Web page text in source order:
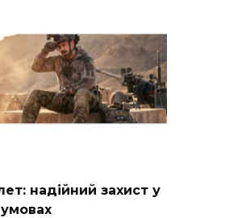
надійний захист у